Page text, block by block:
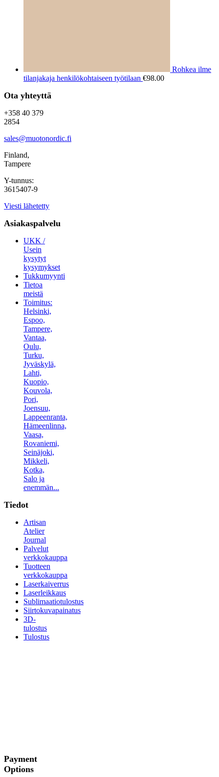
Rohkea ilme
tilanjakaja henkilökohtaiseen työtilaan €98.00
Ota yhteyttä
+358 40 379
2854
sales@muotonordic.fi
Finland,
Tampere
Y-tunnus:
3615407-9
Viesti lähetetty
Asiakaspalvelu
UKK /
Usein
kysytyt
kysymykset
Tukkumyynti
Tietoa
meistä
Toimitus:
Helsinki,
Espoo,
Tampere,
Vantaa,
Oulu,
Turku,
Jyväskylä,
Lahti,
Kuopio,
Kouvola,
Pori,
Joensuu,
Lappeenranta,
Hämeenlinna,
Vaasa,
Rovaniemi,
Seinäjoki,
Mikkeli,
Kotka,
Salo ja
enemmän...
Tiedot
Artisan
Atelier
Journal
Palvelut
verkkokauppa
Tuotteen
verkkokauppa
Laserkaiverrus
Laserleikkaus
Sublimaatiotulostus
Siirtokuvapainatus
3D-
tulostus
Tulostus
Payment
Options